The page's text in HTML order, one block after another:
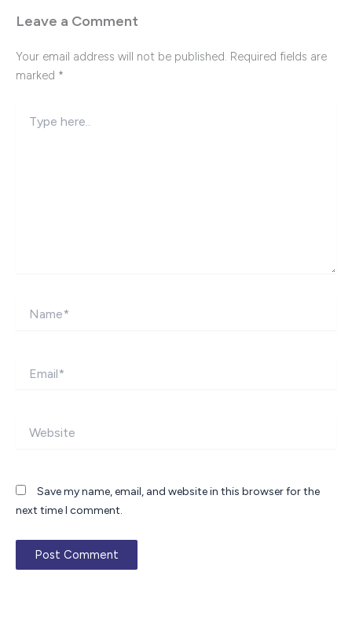
Leave a Comment
Your email address will not be published. Required fields are
marked *
here..
Save my name, email, and website in this browser for the
next time I comment.